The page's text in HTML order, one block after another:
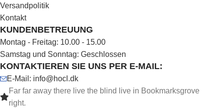
Versandpolitik
Kontakt
KUNDENBETREUUNG
Montag - Freitag: 10.00 - 15.00
Samstag und Sonntag: Geschlossen
KONTAKTIEREN SIE UNS PER E-MAIL:
E-Mail: info@hocl.dk
Far far away there live the blind live in Bookmarksgrove
right.